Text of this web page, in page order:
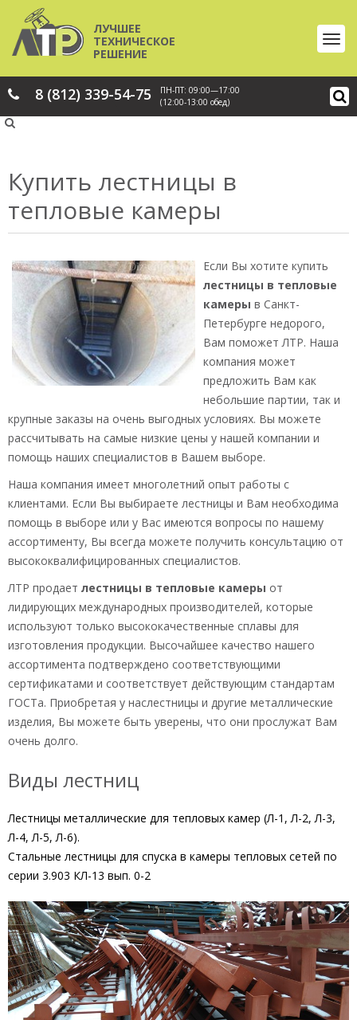
ЛУЧШЕЕ
ТЕХНИЧЕСКОЕ
РЕШЕНИЕ
8 (812) 339-54-75
ПН-ПТ: 09:00—17:00
(12:00-13:00 обед)
Купить лестницы в
тепловые камеры
Если Вы хотите купить
лестницы в тепловые
камеры в Санкт-
Петербурге недорого,
Вам поможет ЛТР. Наша
компания может
предложить Вам как
небольшие партии, так и
крупные заказы на очень выгодных условиях. Вы можете
рассчитывать на самые низкие цены у нашей компании и
помощь наших специалистов в Вашем выборе.
Наша компания имеет многолетний опыт работы с
клиентами. Если Вы выбираете лестницы и Вам необходима
помощь в выборе или у Вас имеются вопросы по нашему
ассортименту, Вы всегда можете получить консультацию от
высококвалифицированных специалистов.
ЛТР продает лестницы в тепловые камеры от
лидирующих международных производителей, которые
используют только высококачественные сплавы для
изготовления продукции. Высочайшее качество нашего
ассортимента подтверждено соответствующими
сертификатами и соответствует действующим стандартам
ГОСТа. Приобретая у наслестницы и другие металлические
изделия, Вы можете быть уверены, что они прослужат Вам
очень долго.
Виды лестниц
Лестницы металлические для тепловых камер (Л-1, Л-2, Л-3,
Л-4, Л-5, Л-6).
Стальные лестницы для спуска в камеры тепловых сетей по
серии 3.903 КЛ-13 вып. 0-2